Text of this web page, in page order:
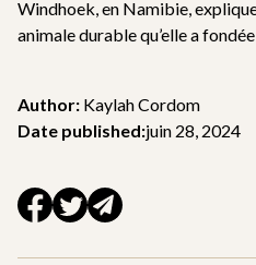
Windhoek, en Namibie,
animale durable qu’elle a fondée
Author: Kaylah Cordom
Date published:juin 28, 2024